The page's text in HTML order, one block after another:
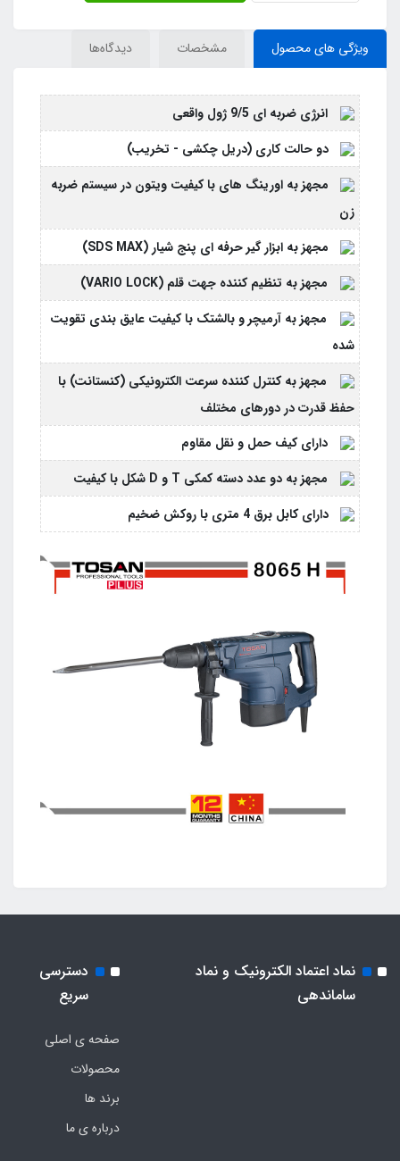
ویژگی های محصول مشخصات دیدگاه‌ها
انرژی ضربه ای 9/5 ژول واقعی
دو حالت کاری (دریل چکشی - تخریب)
مجهز به اورینگ های با کیفیت ویتون در سیستم ضربه
زن
مجهز به ابزار گیر حرفه ای پنج شیار (SDS MAX)
مجهز به تنظیم کننده جهت قلم (VARIO LOCK)
مجهز به آرمیچر و بالشتک با کیفیت عایق بندی تقویت
شده
مجهز به کنترل کننده سرعت الکترونیکی (کنستانت) با
حفظ قدرت در دورهای مختلف
دارای کیف حمل و نقل مقاوم
مجهز به دو عدد دسته کمکی T و D شکل با کیفیت
دارای کابل برق 4 متری با روکش ضخیم
نماد اعتماد الکترونیک و نماد
ساماندهی
دسترسی
سریع
صفحه ی اصلی
محصولات
برند ها
درباره ی ما